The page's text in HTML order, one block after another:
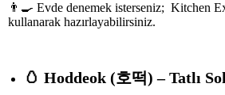
👨‍🍳 Evde denemek isterseniz; Kitchen
kullanarak hazırlayabilirsiniz.
🥚 Hoddeok (호떡) – Tatlı